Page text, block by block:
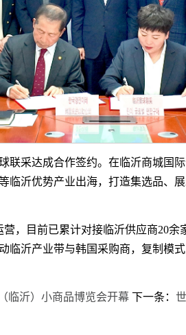
联采达成合作签约。在临沂商城国
临沂优势产业出海，打造集选品、
，目前已累计对接临沂供应商20
临沂产业带与韩国采购商，复制模
临沂）小商品博览会开幕 下一条：